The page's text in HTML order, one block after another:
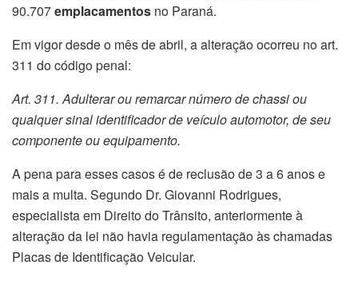
90.707emplacamentos no Paraná.
Em vigor desde o mês de abril, a alteração ocorreu no art.
311 do código penal:
Art. 311. Adulterar ou remarcar número de chassi ou
qualquer sinal identificador de veículo automotor, de seu
componente ou equipamento.
A pena para esses casos é de reclusão de 3 a 6 anos e
mais a multa. Segundo Dr. Giovanni Rodrigues,
especialista em Direito do Trânsito, anteriormente à
alteração da lei não havia regulamentação às chamadas
Placas de Identificação Veicular.